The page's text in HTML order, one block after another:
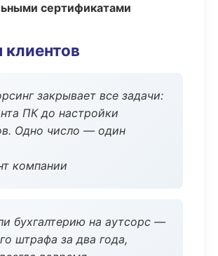
сертификатами
закрывает все задачи:
ПК до настройки
Одно число — один
компании
бухгалтерию на аутсорс —
штрафа за два года,